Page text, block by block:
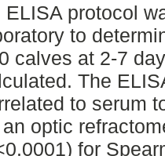
ELISA protocol
to
calves at 2-7
The
to serum
optic
for